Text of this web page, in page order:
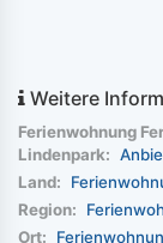
Weitere
Ferienwohnung
Lindenpark:
Land:
Region:
Ort: